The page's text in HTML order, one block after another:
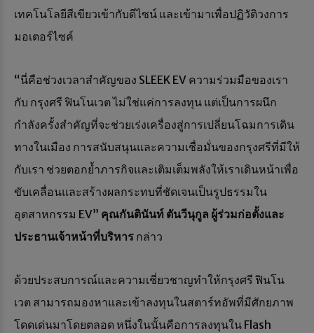
เทคโนโลยีสีเขียวเข้ากับดีไซน์ และเข้ามาเพื่อปฏิวัติวงการ
มอเตอร์ไซค์
“นี่คือช่วงเวลาสำคัญของ SLEEK EV ความร่วมมือของเรา
กับ กรุงศรี ฟินโนเวต ไม่ใช่แค่การลงทุน แต่เป็นการผนึก
กำลังครั้งสำคัญที่จะช่วยเร่งเครื่องสู่การเปลี่ยนโฉมการเดิน
ทางในเมือง การสนับสนุนและความเชื่อมั่นของกรุงศรีที่มีให้
กับเรา ช่วยตอกย้ำภารกิจและเติมเต็มพลังให้เราเดินหน้าเพื่อ
ขับเคลื่อนและสร้างผลกระทบที่ชัดเจนเป็นรูปธรรมใน
อุตสาหกรรม EV” คุณกันตินันท์ ตันวีนุกูล ผู้ร่วมก่อตั้งและ
ประธานเจ้าหน้าที่บริหาร กล่าว
ด้วยประสบการณ์และความเชี่ยวชาญทำให้กรุงศรี ฟินโน
เวต สามารถมองหาและเข้าลงทุนในสตาร์ทอัพที่มีศักยภาพ
โดดเด่นมาโดยตลอด หนึ่งในนั้นคือการลงทุนใน Flash